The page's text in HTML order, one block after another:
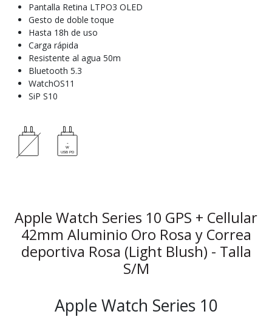
Pantalla Retina LTPO3 OLED
Gesto de doble toque
Hasta 18h de uso
Carga rápida
Resistente al agua 50m
Bluetooth 5.3
WatchOS11
SiP S10
Apple Watch Series 10 GPS + Cellular
42mm Aluminio Oro Rosa y Correa
deportiva Rosa (Light Blush) - Talla
S/M
Apple Watch Series 10